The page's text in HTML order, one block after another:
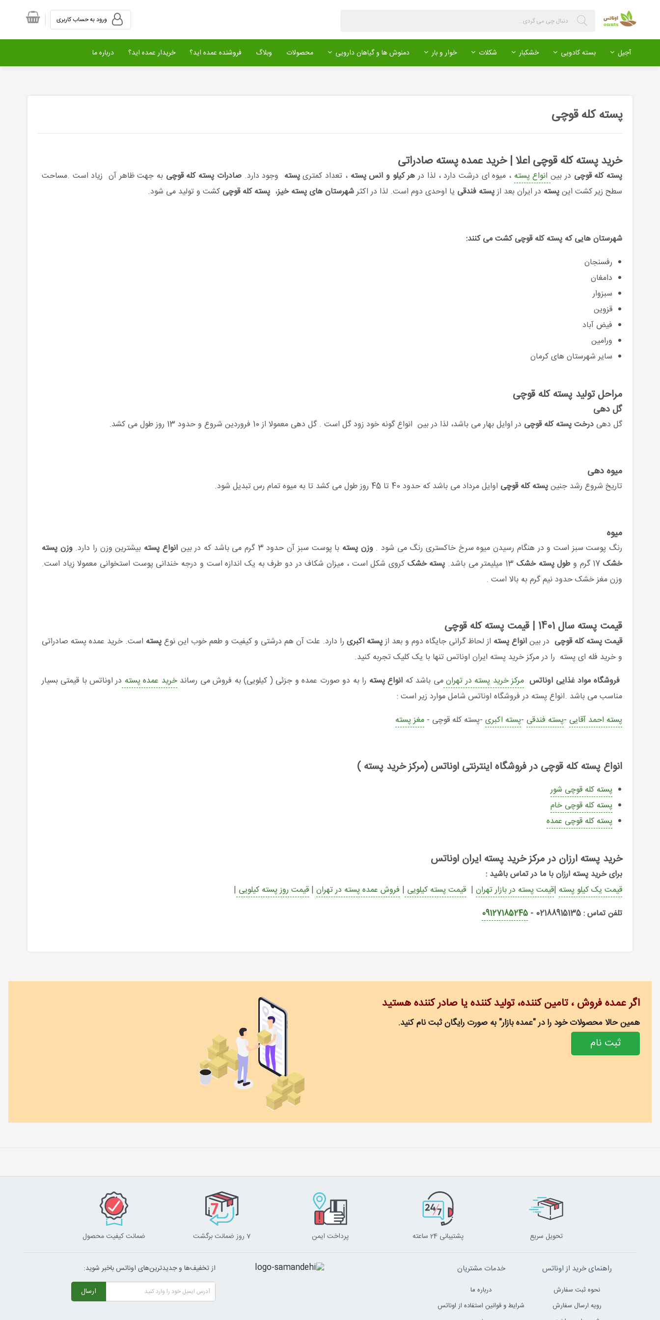
آجیل بسته کادویی خشکبار شکلات خوار و بار دمنوش ها و گیاهان دارویی محصولات وبلاگ فروشنده عمده اید؟ خریدار عمده اید؟ درباره ما
پسته کله قوچی
خرید پسته کله قوچی اعلا | خرید عمده پسته صادراتی
پسته کله قوچی در بینانواع پسته ، میوه ای درشت دارد ، لذا درهر کیلو و انس پسته ، تعداد کمتریپسته وجود دارد. صادرات پسته کله قوچی به جهت ظاهر آن زیاد است .مساحت
سطح زیر کشت اینپسته در ایران بعد ازپسته فندقی یا اوحدی دوم است. لذا در اکثرشهرستان های پسته خیز، پسته کله قوچی کشت و تولید می شود.
شهرستان هایی که پسته کله قوچی کشت می کنند:
رفسنجان
دامغان
سبزوار
قزوین
فیض آباد
ورامین
سایر شهرستان های کرمان
مراحل تولید پسته کله قوچی
گل دهی
گل دهی درخت پسته کله قوچی در اوایل بهار می باشد، لذا در بین انواع گونه خود زود گل است . گل دهی معمولا از 10 فروردین شروع و حدود 13 روز طول می کشد.
میوه دهی
تاریخ شروع رشد جنینپسته کله قوچی اوایل مرداد می باشد که حدود 40 تا 45 روز طول می کشد تا به میوه تمام رس تبدیل شود.
میوه
رنگ پوست سبز است و در هنگام رسیدن میوه سرخ خاکستری رنگ می شود . وزن پسته با پوست سبز آن حدود 3 گرم می باشد که در بین انواع پسته بیشترین وزن را دارد. وزن پسته
خشک17 گرم و طول پسته خشک پسته خشککروی شکل است ، میزان شکاف در دو طرف به یک اندازه است و درجه خندانی پوست استخوانی معمولا زیاد است.
وزن مغز خشک حدود نیم گرم به بالا است .
قیمت پسته سال 1401 | قیمت پسته کله قوچی
قیمت پسته کله قوچی در بینانواع پسته از لحاظ گرانی جایگاه دوم و بعد ازپسته اکبری را دارد. علت آن هم درشتی و کیفیت و طعم خوب این نوعپسته است. خرید عمده پسته صادراتی
و خرید فله ای پسته را در مرکز خرید پسته ایران اوناتس تنها با یک کلیک تجربه کنید.
فروشگاه مواد غذایی اوناتس مرکز خرید پسته در تهرانمی باشد که انواع پسته را به دو صورت عمده و جزئی ( کیلویی) به فروش می رساندخرید عمده پسته در اوناتس با قیمتی بسیار
مناسب می باشد .انواع پسته در فروشگاه اوناتس شامل موارد زیر است :
پسته احمد آقایی -پسته فندقی -پسته اکبری -پسته کله قوچی - مغز پسته
انواع پسته کله قوچی در فروشگاه اینترنتی اوناتس (مرکز خرید پسته )
پسته کله قوچی شور
پسته کله قوچی خام
پسته کله قوچی عمده
خرید پسته ارزان در مرکز خرید پسته ایران اوناتس
برایخرید پسته ارزانبا ما در تماس باشید :
قیمت یک کیلو پسته |قیمت پسته در بازار تهران | قیمت پسته کیلویی | فروش عمده پسته در تهران | قیمت روز پسته کیلویی |
تلفن تماس : 02188915135 -
09127185245
اگر عمده فروش ، تامین کننده، تولید کننده یا صادر کننده هستید
همین حالا محصولات خود را در "عمده بازار" به صورت رایگان ثبت نام کنید.
ثبت نام
تحویل سریع پشتیبانی 24 ساعته پرداخت ایمن 7 روز ضمانت برگشت ضمانت کیفیت محصول
راهنمای خرید از اوناتس
نحوه ثبت سفارش
رویه ارسال سفارش
خدمات مشتریان
درباره ما
شرایط و قوانین استفاده از اوناتس
از تخفیف‌ها و جدیدترین‌های اوناتس باخبر شوید:
ارسال